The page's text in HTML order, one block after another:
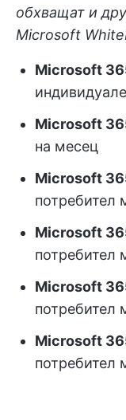
обхващат и
Microsoft
Microsoft
Microsoft
на месец
Microsoft
потребител
Microsoft
потребител
Microsoft
потребител
Microsoft
потребител